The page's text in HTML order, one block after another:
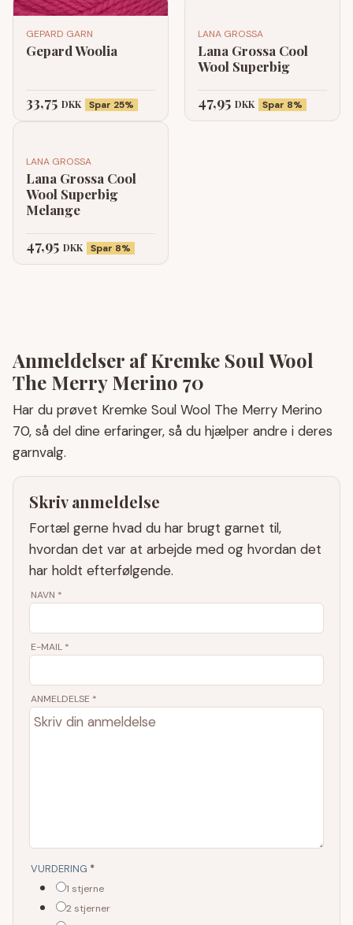
GEPARD GARN
Gepard Woolia
33,75 DKK Spar 25%
LANA GROSSA
Lana Grossa Cool
Wool Superbig
47,95 DKK Spar 8%
LANA GROSSA
Lana Grossa Cool
Wool Superbig
Melange
47,95 DKK Spar 8%
Anmeldelser af Kremke Soul Wool
The Merry Merino 70
Har du prøvet Kremke Soul Wool The Merry Merino
70, så del dine erfaringer, så du hjælper andre i deres
garnvalg.
Skriv anmeldelse
Fortæl gerne hvad du har brugt garnet til,
hvordan det var at arbejde med og hvordan det
har holdt efterfølgende.
NAVN *
E-MAIL *
ANMELDELSE *
VURDERING *
1 stjerne
2 stjerner